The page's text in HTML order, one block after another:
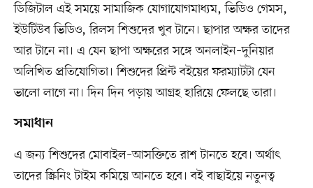
ডি‌জিটাল এই সম‌য়ে সামা‌জিক যোগা‌যোগমাধ‌্যম, ভিডিও গেমস,
ইউটিউব ভিডিও, রিলস ‌শিশু‌দের খুব টা‌নে। ছাপার অক্ষর তাদের
আর টা‌নে না। এ যেন ছাপা অক্ষ‌রের স‌ঙ্গে অনলাইন–দুনিয়ার
অলিখিত প্রতি‌যোগিতা। ‌শিশু‌দের প্রিন্ট বইয়ের ফরম‌্যাটটা যেন
ভা‌লো লা‌গে না। ‌দিন দিন পড়ায় আগ্রহ হা‌রি‌য়ে ফে‌লছে তারা।
সমাধান
এ জন‌্য শিশুদের মোবাইল–আস‌ক্তি‌তে রাশ টান‌তে হ‌বে। অর্থাৎ
তা‌দের স্ক্রিনিং টাইম ক‌মি‌য়ে আন‌তে হ‌বে। বই বাছাইয়ে নতুনত্ব